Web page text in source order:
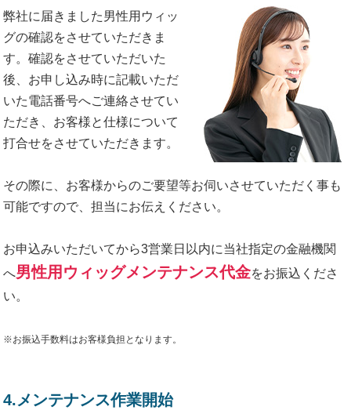
弊社に届きました男性用ウィッ
グの確認をさせていただきま
す。確認をさせていただいた
後、お申し込み時に記載いただ
いた電話番号へご連絡させてい
ただき、お客様と仕様について
打合せをさせていただきます。
その際に、お客様からのご要望等お伺いさせていただく事も
可能ですので、担当にお伝えください。
お申込みいただいてから3営業日以内に当社指定の金融機関
へ男性用ウィッグメンテナンス代金をお振込くださ
い。
※お振込手数料はお客様負担となります。
4.メンテナンス作業開始